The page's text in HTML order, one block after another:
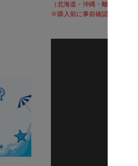
（北海道・沖縄・離島への配
※購入前に事前確認も可能と